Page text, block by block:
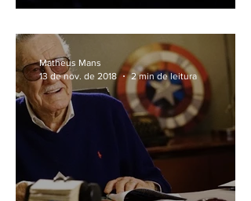
Matheus Mans
13 de nov. de 2018
2 min de leitura